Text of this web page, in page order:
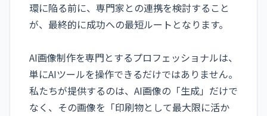
環に陥る前に、専門家との連携を検討すること
が、最終的に成功への最短ルートとなります。
AI画像制作を専門とするプロフェッショナルは、
単にAIツールを操作できるだけではありません。
私たちが提供するのは、AI画像の「生成」だけで
なく、その画像を「印刷物として最大限に活か